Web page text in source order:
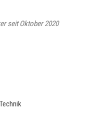
seit Oktober 2020